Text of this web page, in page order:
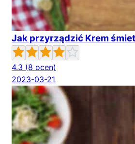
Jak przyrządzić Krem
4.3 (8 ocen)
2023-03-21